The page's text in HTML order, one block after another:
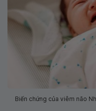
Biến chứng của viêm não